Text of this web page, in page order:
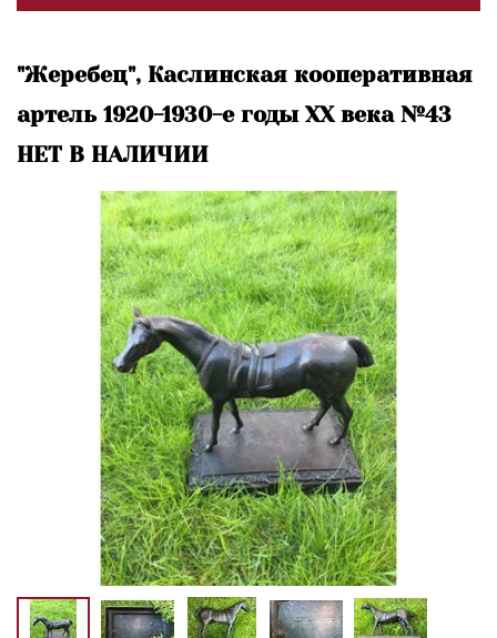
"Жеребец", Каслинская кооперативная
артель 1920-1930-е годы XX века №43
НЕТ В НАЛИЧИИ